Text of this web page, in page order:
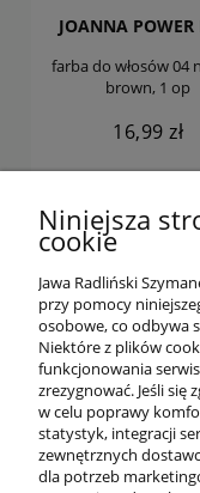
JOANNA POWER
farba do włosów 04
brown, 1 op
16,99 zł
DO
Niniejsza
cookie
Jawa Radliński
przy pomocy
osobowe, co odbywa
Niektóre z plików
funkcjonowania
zrezygnować. Jeśli się
w celu poprawy
statystyk, integracji
zewnętrznych
dla potrzeb